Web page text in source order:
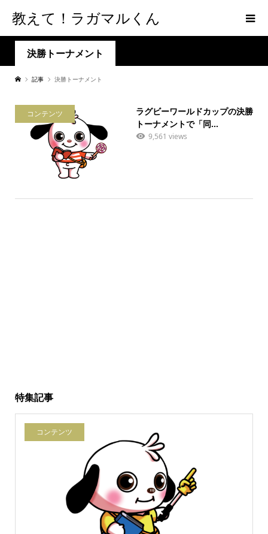
教えて！ラガマルくん
決勝トーナメント
記事 決勝トーナメント
コンテンツ
ラグビーワールドカップの決勝
トーナメントで「同...
9,561 views
特集記事
コンテンツ